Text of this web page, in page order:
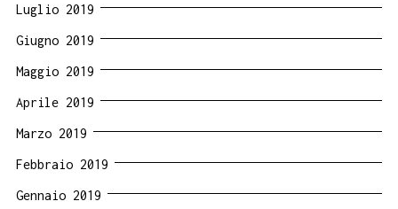
Luglio 2019
Giugno 2019
Maggio 2019
Aprile 2019
Marzo 2019
Febbraio 2019
Gennaio 2019